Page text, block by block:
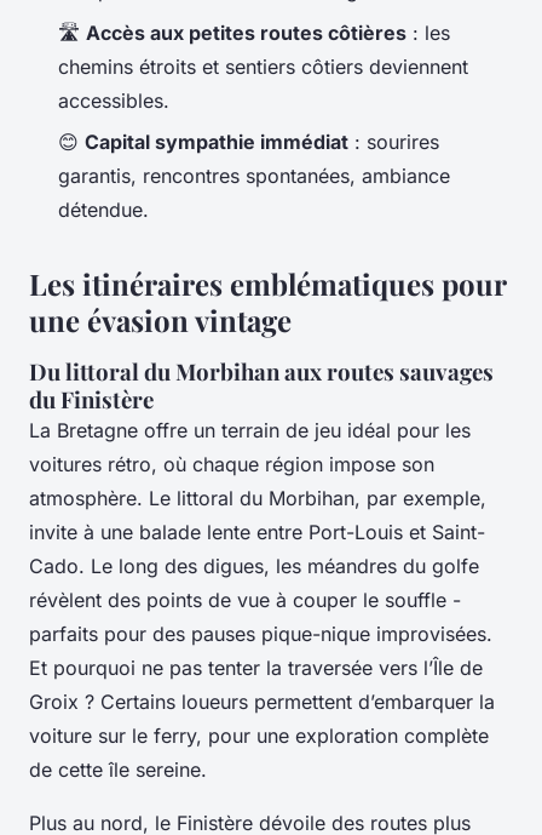
🛣️ Accès aux petites routes côtières : les
chemins étroits et sentiers côtiers deviennent
accessibles.
😊 Capital sympathie immédiat : sourires
garantis, rencontres spontanées, ambiance
détendue.
Les itinéraires emblématiques pour
une évasion vintage
Du littoral du Morbihan aux routes sauvages
du Finistère
La Bretagne offre un terrain de jeu idéal pour les
voitures rétro, où chaque région impose son
atmosphère. Le littoral du Morbihan, par exemple,
invite à une balade lente entre Port-Louis et Saint-
Cado. Le long des digues, les méandres du golfe
révèlent des points de vue à couper le souffle -
parfaits pour des pauses pique-nique improvisées.
Et pourquoi ne pas tenter la traversée vers l’Île de
Groix ? Certains loueurs permettent d’embarquer la
voiture sur le ferry, pour une exploration complète
de cette île sereine.
Plus au nord, le Finistère dévoile des routes plus